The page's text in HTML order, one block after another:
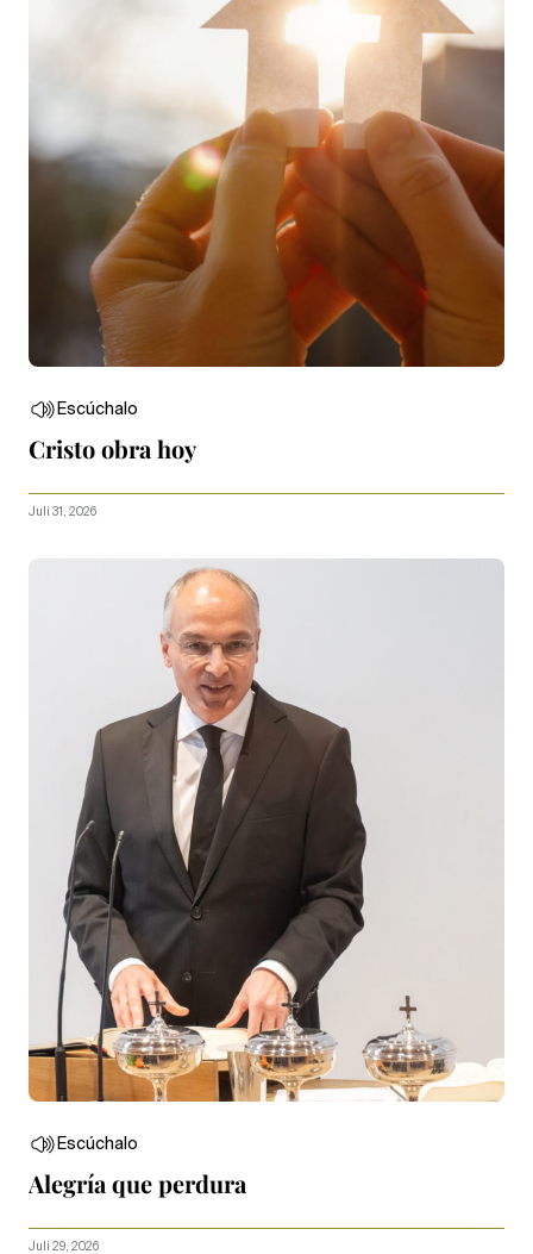
Escúchalo
Cristo obra hoy
Juli 31, 2026
Escúchalo
Alegría que perdura
Juli 29, 2026